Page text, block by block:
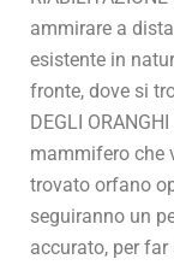
ammirare a
esistente in
fronte, dove si
DEGLI
mammifero che
trovato orfano
seguiranno un
accurato, per